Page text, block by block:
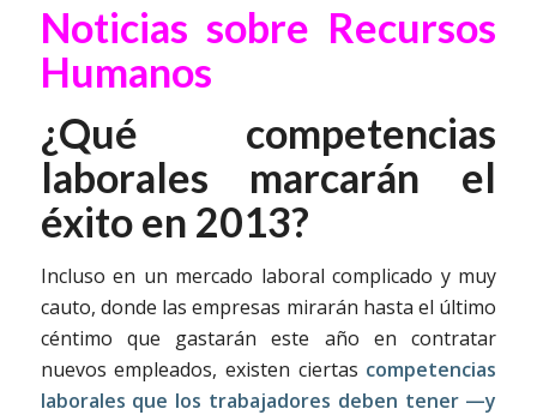
Noticias sobre Recursos
Humanos
¿Qué competencias
laborales marcarán el
éxito en 2013?
Incluso en un mercado laboral complicado y muy
cauto, donde las empresas mirarán hasta el último
céntimo que gastarán este año en contratar
nuevos empleados, existen ciertas competencias
laborales que los trabajadores deben tener —y